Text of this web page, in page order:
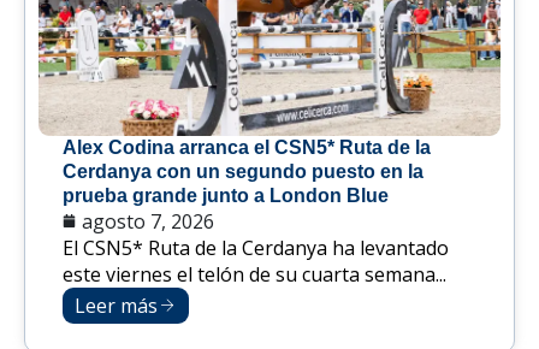
Alex Codina arranca el CSN5* Ruta de la
Cerdanya con un segundo puesto en la
prueba grande junto a London Blue
agosto 7, 2026
El CSN5* Ruta de la Cerdanya ha levantado
este viernes el telón de su cuarta semana...
Leer más